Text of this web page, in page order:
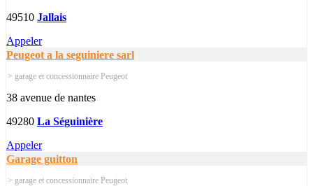
49510 Jallais
Appeler
Peugeot a la seguiniere sarl
> garage et concessionnaire Peugeot
38 avenue de nantes
49280 La Séguinière
Appeler
Garage guitton
> garage et concessionnaire Peugeot